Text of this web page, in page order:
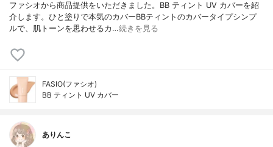
ファシオから商品提供をいただきました。BB ティント UV カバーを紹
介します。ひと塗りで本気のカバーBBティントのカバータイプシンプ
ルで、肌トーンを思わせるカ…続きを見る
FASIO(ファシオ)
BB ティント UV カバー
ありんこ